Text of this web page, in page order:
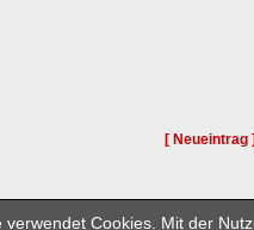
verwendet Cookies. Mit der
[ Neueintrag ]